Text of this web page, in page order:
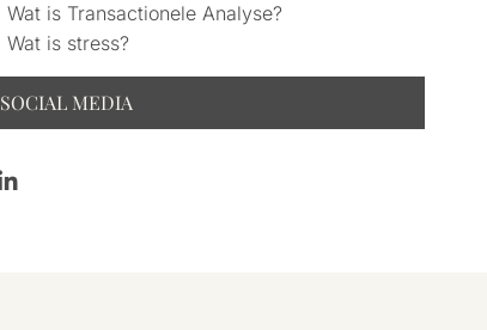
Wat is Transactionele Analyse?
Wat is stress?
SOCIAL MEDIA